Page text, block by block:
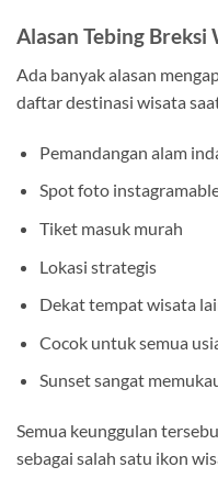
Alasan Tebing
Ada banyak alasan
daftar destinasi wisata
Pemandangan alam
Spot foto
Tiket masuk murah
Lokasi strategis
Dekat tempat wisata
Cocok untuk semua
Sunset sangat
Semua keunggulan
sebagai salah satu ikon